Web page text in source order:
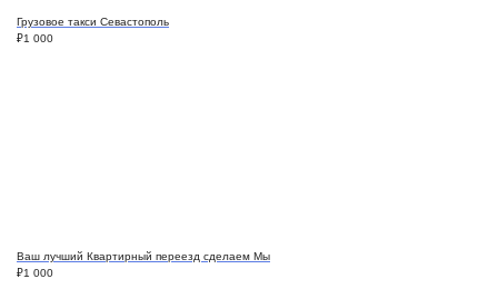
Грузовое такси Севастополь
₽1 000
Ваш лучший Квартирный переезд сделаем Мы
₽1 000